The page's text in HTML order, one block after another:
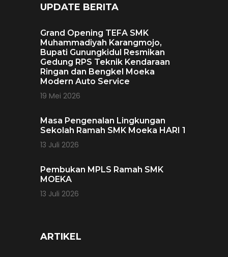
UPDATE BERITA
Grand Opening TEFA SMK
Muhammadiyah Karangmojo,
Bupati Gunungkidul Resmikan
Gedung RPS Teknik Kendaraan
Ringan dan Bengkel Moeka
Modern Auto Service
19 Mei 2026
Masa Pengenalan Lingkungan
Sekolah Ramah SMK Moeka HARI 1
13 Juli 2026
Pembukan MPLS Ramah SMK
MOEKA
13 Juli 2026
ARTIKEL